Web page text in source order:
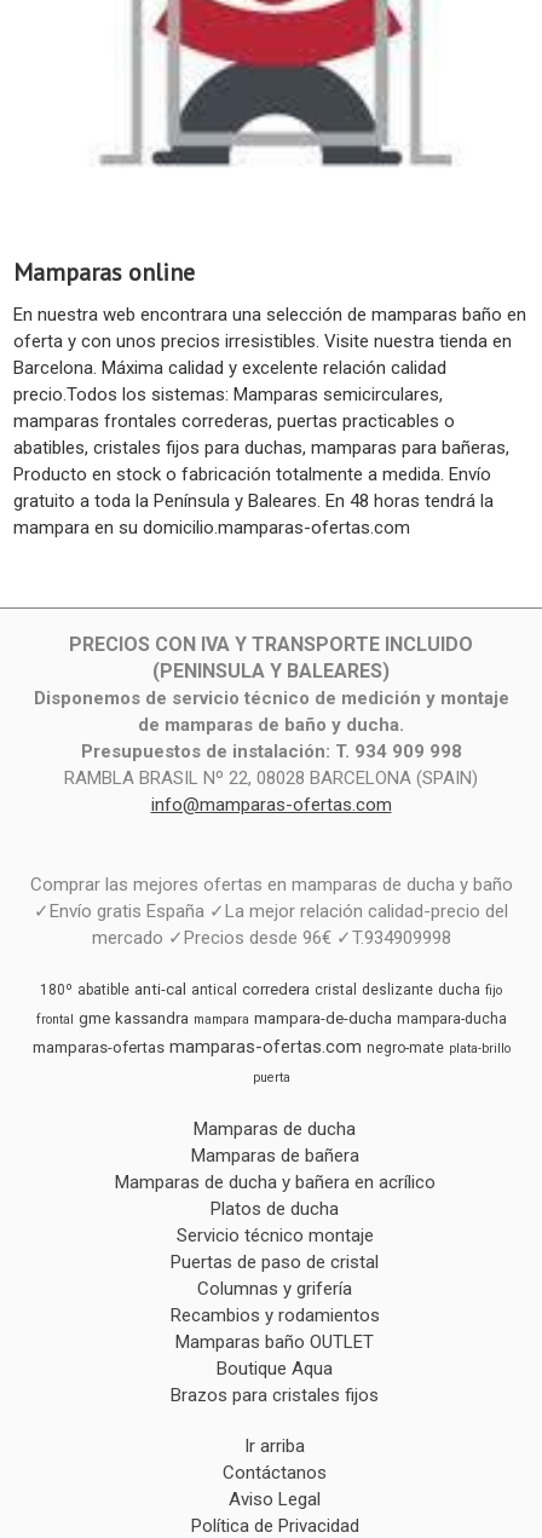
Mamparas online
En nuestra web encontrara una selección de mamparas baño en
oferta y con unos precios irresistibles. Visite nuestra tienda en
Barcelona. Máxima calidad y excelente relación calidad
precio.Todos los sistemas: Mamparas semicirculares,
mamparas frontales correderas, puertas practicables o
abatibles, cristales fijos para duchas, mamparas para bañeras,
Producto en stock o fabricación totalmente a medida. Envío
gratuito a toda la Península y Baleares. En 48 horas tendrá la
mampara en su domicilio.mamparas-ofertas.com
PRECIOS CON IVA Y TRANSPORTE INCLUIDO
(PENINSULA Y BALEARES)
Disponemos de servicio técnico de medición y montaje
de mamparas de baño y ducha.
Presupuestos de instalación: T. 934 909 998
RAMBLA BRASIL Nº 22, 08028 BARCELONA (SPAIN)
info@mamparas-ofertas.com
Comprar las mejores ofertas en mamparas de ducha y baño
✓Envío gratis España ✓La mejor relación calidad-precio del
mercado ✓Precios desde 96€ ✓T.934909998
180º abatible anti-cal antical corredera cristal deslizante ducha fijo
frontal
gme kassandra mampara mampara-de-ducha mampara-ducha
mamparas-ofertas mamparas-ofertas.com negro-mate plata-brillo
puerta
Mamparas de ducha
Mamparas de bañera
Mamparas de ducha y bañera en acrílico
Platos de ducha
Servicio técnico montaje
Puertas de paso de cristal
Columnas y grifería
Recambios y rodamientos
Mamparas baño OUTLET
Boutique Aqua
Brazos para cristales fijos
Ir arriba
Contáctanos
Aviso Legal
Política de Privacidad